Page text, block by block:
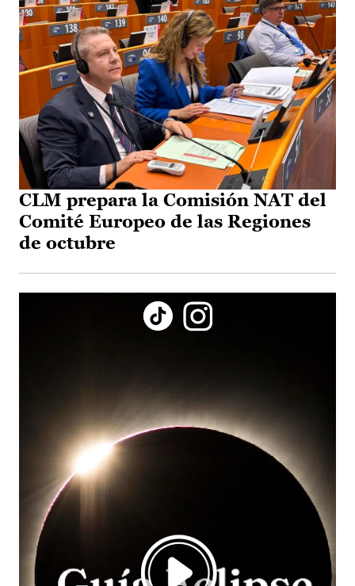
CLM prepara la Comisión NAT del
Comité Europeo de las Regiones
de octubre